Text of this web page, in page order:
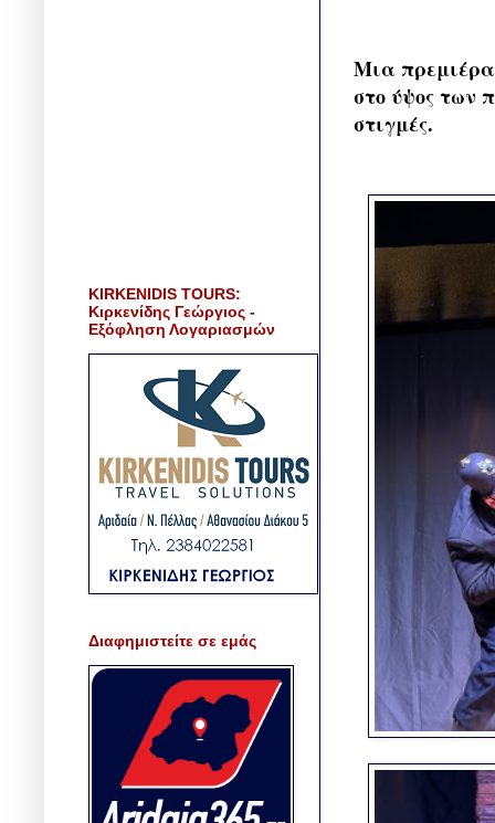
Μια πρεμιέρα
στο ύψος των
στιγμές.
KIRKENIDIS TOURS:
Κιρκενίδης Γεώργιος -
Εξόφληση Λογαριασμών
Διαφημιστείτε σε εμάς